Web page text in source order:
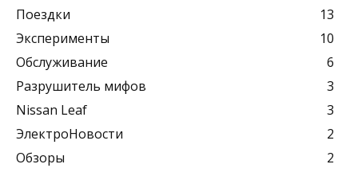
Поездки
13
Эксперименты
10
Обслуживание
6
Разрушитель мифов
3
Nissan Leaf
3
ЭлектроНовости
2
Обзоры
2